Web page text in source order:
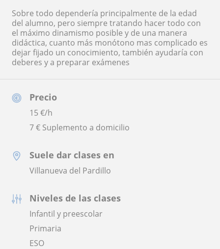
Precio
15€/h
7 € Suplemento a domicilio
Suele dar clases en
Villanueva del Pardillo
Niveles de las clases
Infantil y preescolar
Primaria
ESO
Sobre todo dependería principalmente de la edad
del alumno, pero siempre tratando hacer todo con
el máximo dinamismo posible y de una manera
didáctica, cuanto más monótono mas complicado es
dejar fijado un conocimiento, también ayudaría con
deberes y a preparar exámenes